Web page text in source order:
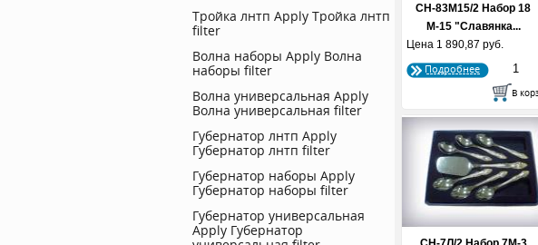
Тройка лнтп Apply Тройка лнтп
filter
Волна наборы Apply Волна
наборы filter
Волна универсальная Apply
Волна универсальная filter
Губернатор лнтп Apply
Губернатор лнтп filter
Губернатор наборы Apply
Губернатор наборы filter
Губернатор универсальная
Apply Губернатор
СН-83М15/2 Набор 18
М-15 "Славянка...
Цена 1 890,87 руб.
Подробнее